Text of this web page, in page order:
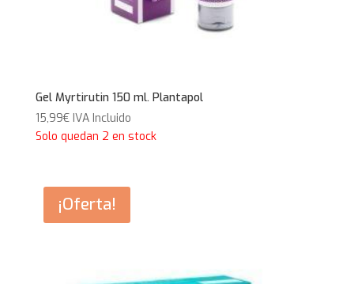
Gel Myrtirutin 150 ml. Plantapol
15,99€ IVA Incluido
Solo quedan 2 en stock
¡Oferta!